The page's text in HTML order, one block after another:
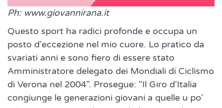
Ph: www.giovannirana.it
Questo sport ha radici profonde e occupa un
posto d'eccezione nel mio cuore. Lo pratico da
svariati anni e sono fiero di essere stato
Amministratore delegato dei Mondiali di Ciclismo
di Verona nel 2004". Prosegue: "Il Giro d'Italia
congiunge le generazioni giovani a quelle u po'